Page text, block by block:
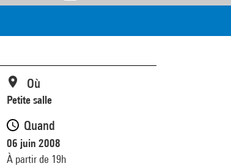
Où
Petite salle
Quand
06 juin 2008
À partir de 19h